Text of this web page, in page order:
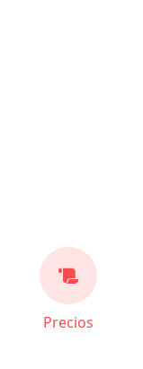
Precios